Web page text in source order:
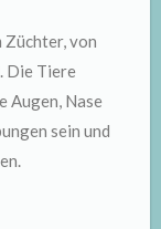
Züchter, von
Die Tiere
Augen, Nase
sein und